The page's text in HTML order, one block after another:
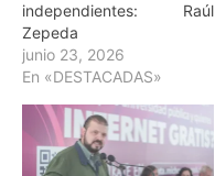
independientes: Raúl
Zepeda
junio 23, 2026
En «DESTACADAS»